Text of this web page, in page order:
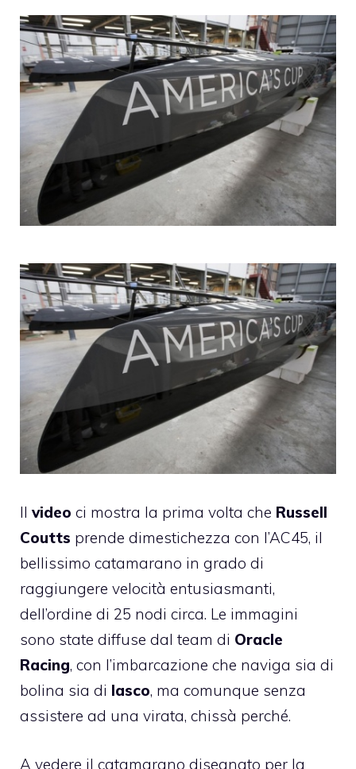
Il video ci mostra la prima volta che Russell
Coutts prende dimestichezza con l’AC45, il
bellissimo catamarano in grado di
raggiungere velocità entusiasmanti,
dell’ordine di 25 nodi circa. Le immagini
sono state diffuse dal team di Oracle
Racing, con l’imbarcazione che naviga sia di
bolina sia di lasco, ma comunque senza
assistere ad una virata, chissà perché.
A vedere il catamarano disegnato per la